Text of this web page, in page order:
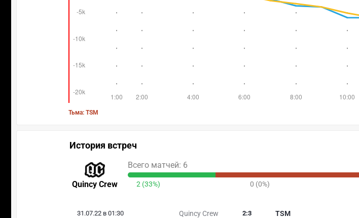
Тьма: TSM
История встреч
Quincy Crew
Всего матчей: 6
2 (33%) 0 (0%)
31.07.22 в 01:30 Quincy Crew TSM
2:3